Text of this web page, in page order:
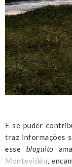
E se puder
traz informações
esse bloguito
Montevidéu,